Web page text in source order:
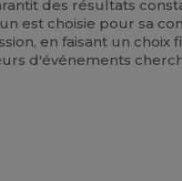
des résultats
est choisie pour sa
en faisant un choix
d'événements